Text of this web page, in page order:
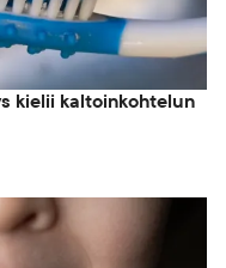
kielii kaltoinkohtelun